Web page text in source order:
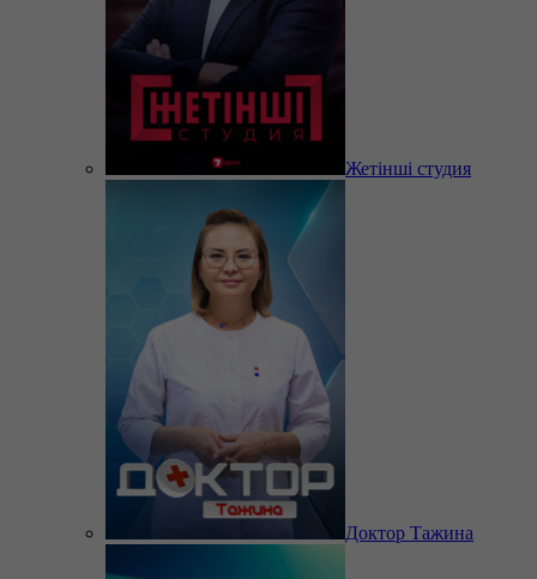
Жетінші студия
Доктор Тажина